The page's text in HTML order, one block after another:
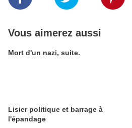
Vous aimerez aussi
Mort d'un nazi, suite.
Lisier politique et barrage à
l'épandage